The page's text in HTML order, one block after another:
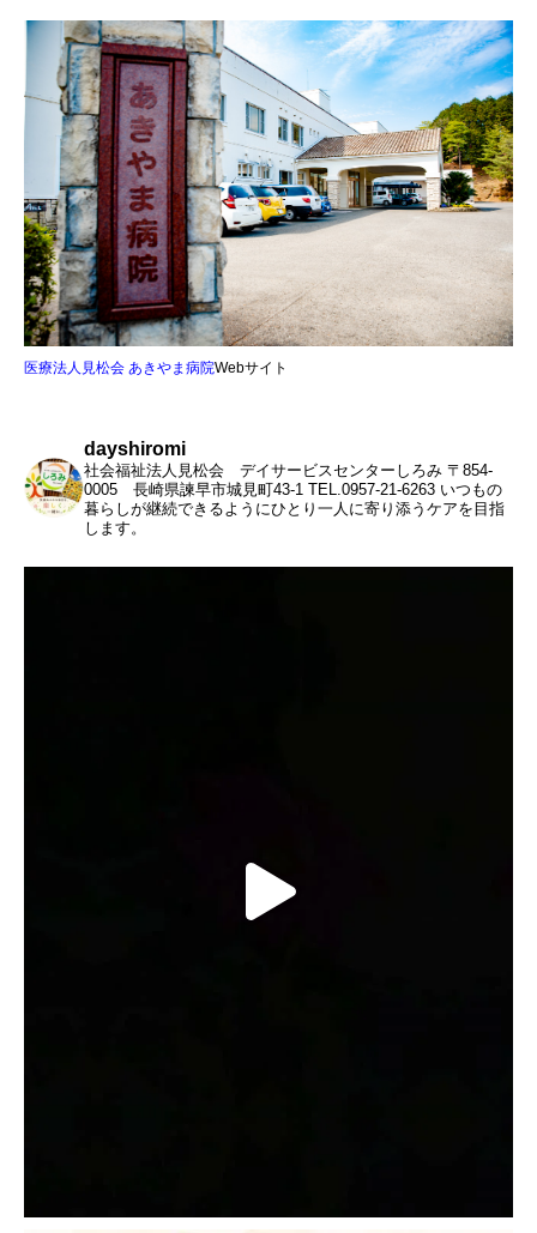
医療法人見松会 あきやま病院Webサイト
dayshiromi
社会福祉法人見松会 デイサービスセンターしろみ 〒854-
0005 長崎県諫早市城見町43-1 TEL.0957-21-6263 いつもの
暮らしが継続できるようにひとり一人に寄り添うケアを目指
します。